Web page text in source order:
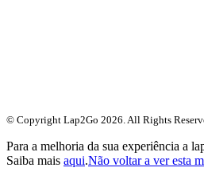
© Copyright Lap2Go 2026 . All Rights
Para a melhoria da sua experiência a
Saiba mais aqui.Não voltar a ver esta